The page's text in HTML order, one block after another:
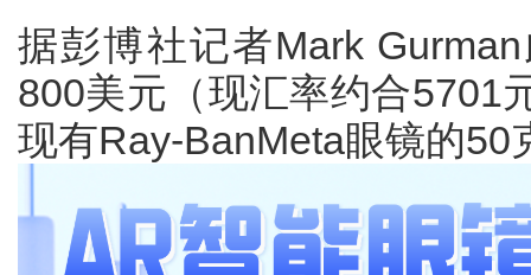
据彭博社记者Mark
800美元（现汇率约合5701
现有Ray-BanMeta眼镜的50